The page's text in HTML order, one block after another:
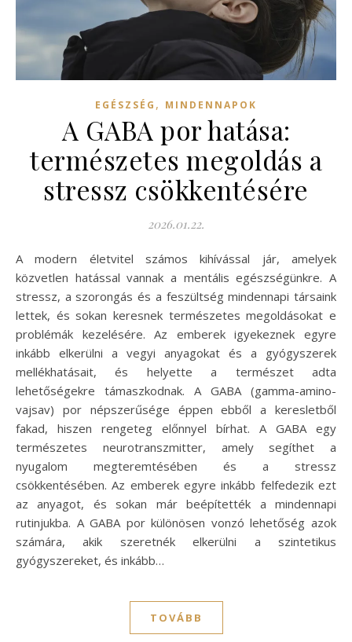
EGÉSZSÉG , MINDENNAPOK
A GABA por hatása:
természetes megoldás a
stressz csökkentésére
2026.01.22.
A modern életvitel számos kihívással jár, amelyek
közvetlen hatással vannak a mentális egészségünkre. A
stressz, a szorongás és a feszültség mindennapi társaink
lettek, és sokan keresnek természetes megoldásokat e
problémák kezelésére. Az emberek igyekeznek egyre
inkább elkerülni a vegyi anyagokat és a gyógyszerek
mellékhatásait, és helyette a természet adta
lehetőségekre támaszkodnak. A GABA (gamma-amino-
vajsav) por népszerűsége éppen ebből a keresletből
fakad, hiszen rengeteg előnnyel bírhat. A GABA egy
természetes neurotranszmitter, amely segíthet a
nyugalom megteremtésében és a stressz
csökkentésében. Az emberek egyre inkább felfedezik ezt
az anyagot, és sokan már beépítették a mindennapi
rutinjukba. A GABA por különösen vonzó lehetőség azok
számára, akik szeretnék elkerülni a szintetikus
gyógyszereket, és inkább…
TOVÁBB